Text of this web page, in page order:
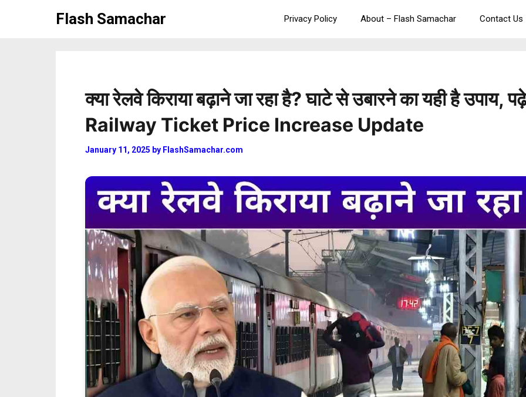
Flash Samachar Privacy Policy About – Flash Samachar Contact Us
क्या रेलवे किराया बढ़ाने जा रहा है? घाटे से उबारने का यही है उपाय,
Railway Ticket Price Increase Update
January 11, 2025 by FlashSamachar.com